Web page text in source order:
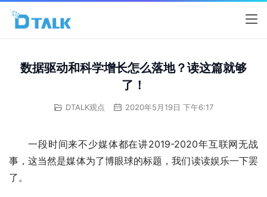
数据驱动和科学增长怎么落地？读这篇就够
了！
DTALK观点 2020年5月19日 下午6:17
一段时间来不少媒体都在讲2019-2020年互联网无战
事，这当然是媒体为了博眼球的标题，我们读读娱乐一下罢
了。